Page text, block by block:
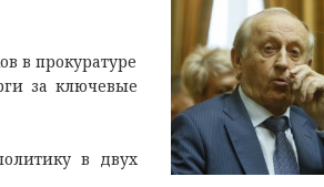
в прокуратуре
за ключевые
в двух